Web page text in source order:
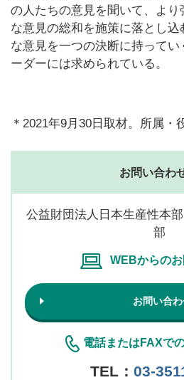
の人たちの意見を聞いて、よ
な意見の総和を施策に落とし
な意見を一つの決断に持ってい
ーダーには求められている。
＊2021年9月30日取材。所属・
お問い合わ
公益財団法人日本生産性本
部
WEBからの
お問い合
電話またはFAXで
TEL： 03-